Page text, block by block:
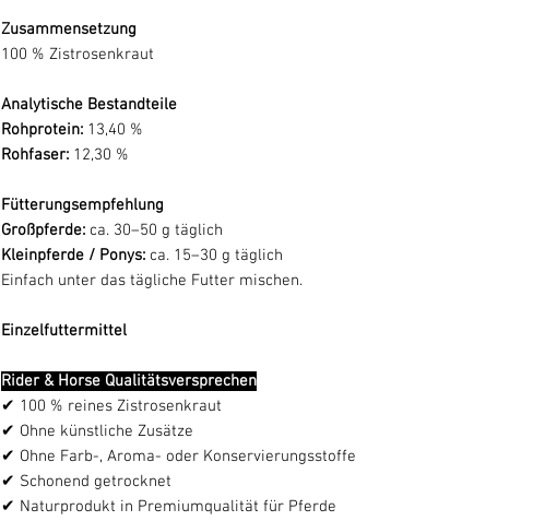
Zusammensetzung
100 % Zistrosenkraut
Analytische Bestandteile
Rohprotein: 13,40 %
Rohfaser: 12,30 %
Fütterungsempfehlung
Großpferde: ca. 30–50 g täglich
Kleinpferde / Ponys: ca. 15–30 g täglich
Einfach unter das tägliche Futter mischen.
Einzelfuttermittel
Rider & Horse Qualitätsversprechen
✔ 100 % reines Zistrosenkraut
✔ Ohne künstliche Zusätze
✔ Ohne Farb-, Aroma- oder Konservierungsstoffe
✔ Schonend getrocknet
✔ Naturprodukt in Premiumqualität für Pferde